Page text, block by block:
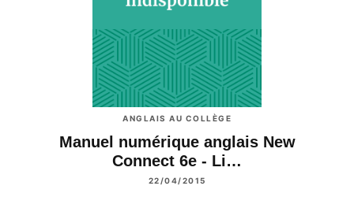
ANGLAIS AU COLLÈGE
Manuel numérique anglais New
Connect 6e - Li…
22/04/2015